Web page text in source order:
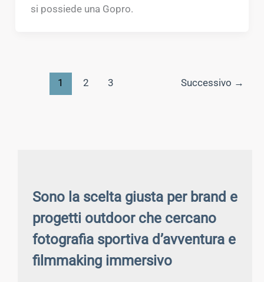
si possiede una Gopro.
1 2 3 Successivo →
Sono la scelta giusta per brand e
progetti outdoor che cercano
fotografia sportiva d’avventura e
filmmaking immersivo